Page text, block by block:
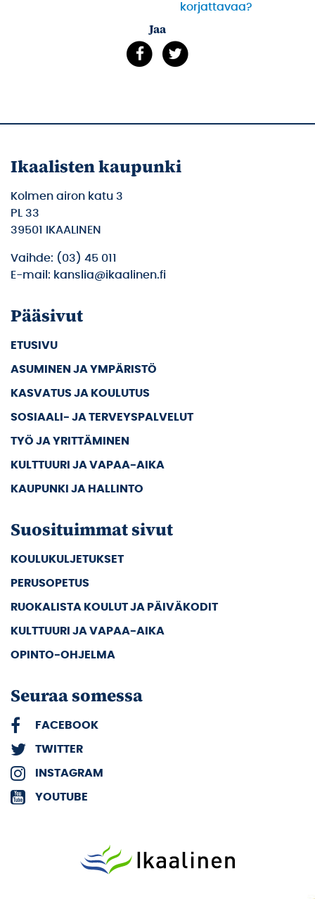
korjattavaa?
Jaa
Ikaalisten kaupunki
Kolmen airon katu 3
PL 33
39501 IKAALINEN
Vaihde: (03) 45 011
E-mail: kanslia@ikaalinen.fi
Pääsivut
ETUSIVU
ASUMINEN JA YMPÄRISTÖ
KASVATUS JA KOULUTUS
SOSIAALI- JA TERVEYSPALVELUT
TYÖ JA YRITTÄMINEN
KULTTUURI JA VAPAA-AIKA
KAUPUNKI JA HALLINTO
Suosituimmat sivut
KOULUKULJETUKSET
PERUSOPETUS
RUOKALISTA KOULUT JA PÄIVÄKODIT
KULTTUURI JA VAPAA-AIKA
OPINTO-OHJELMA
Seuraa somessa
FACEBOOK
TWITTER
INSTAGRAM
YOUTUBE